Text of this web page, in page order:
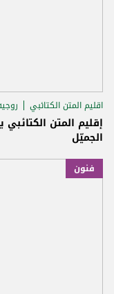
اقليم المتن الكتائبي
إقليم المتن
الجميّل
فنون